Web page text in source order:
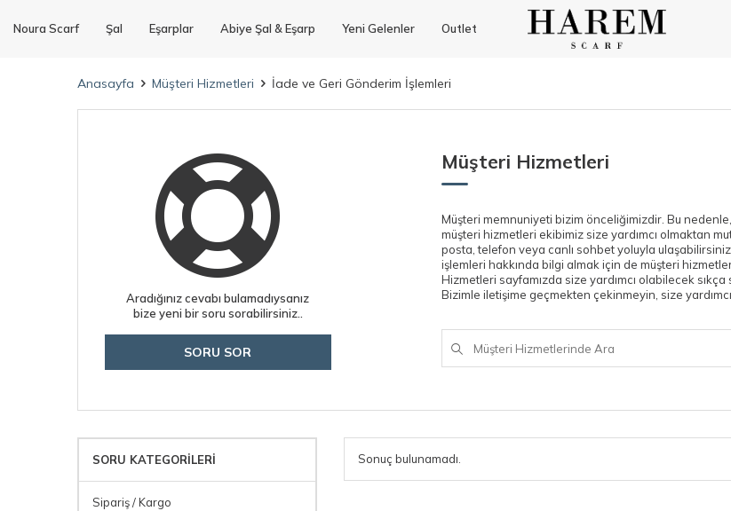
Noura Scarf Şal Eşarplar Abiye Şal & Eşarp Yeni Gelenler Outlet
Anasayfa Müşteri Hizmetleri İade ve Geri Gönderim İşlemleri
Müşteri Hizmetleri
Müşteri memnuniyeti bizim önceliğimizdir. Bu
müşteri hizmetleri ekibimiz size yardımcı olmaktan
posta, telefon veya canlı sohbet yoluyla
işlemleri hakkında bilgi almak için de müşteri
Hizmetleri sayfamızda size yardımcı olabilecek sıkça
Bizimle iletişime geçmekten çekinmeyin, size
Aradığınız cevabı bulamadıysanız
bize yeni bir soru sorabilirsiniz..
SORU SOR
SORU KATEGORILERI
Sipariş / Kargo
Sonuç bulunamadı.